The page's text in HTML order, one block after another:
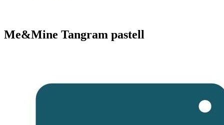
Me&Mine Tangram pastell